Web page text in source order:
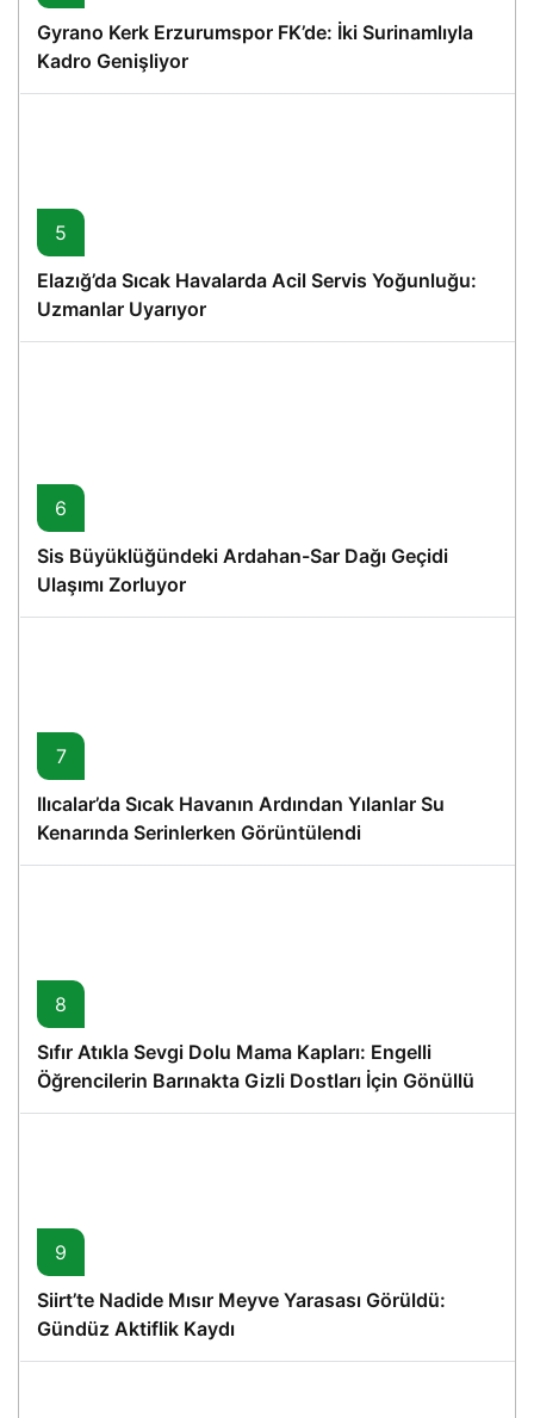
Gyrano Kerk Erzurumspor FK’de: İki Surinamlıyla
Kadro Genişliyor
5
Elazığ’da Sıcak Havalarda Acil Servis Yoğunluğu:
Uzmanlar Uyarıyor
6
Sis Büyüklüğündeki Ardahan-Sar Dağı Geçidi
Ulaşımı Zorluyor
7
Ilıcalar’da Sıcak Havanın Ardından Yılanlar Su
Kenarında Serinlerken Görüntülendi
8
Sıfır Atıkla Sevgi Dolu Mama Kapları: Engelli
Öğrencilerin Barınakta Gizli Dostları İçin Gönüllü
Proje
9
Siirt’te Nadide Mısır Meyve Yarasası Görüldü:
Gündüz Aktiflik Kaydı